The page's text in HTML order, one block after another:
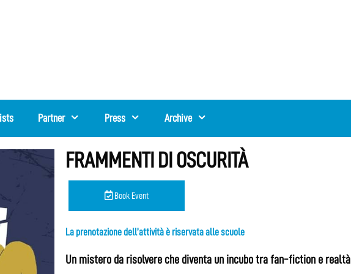
Partner Press Archive
FRAMMENTI DI OSCURITÀ
Book Event
La prenotazione dell’attività è riservata alle scuole
Un mistero da risolvere che diventa un incubo tra fan-fiction e realtà